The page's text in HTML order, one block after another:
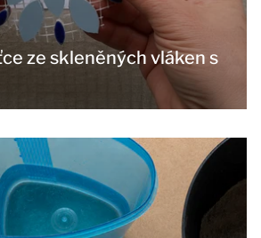
ze skleněných vláken s